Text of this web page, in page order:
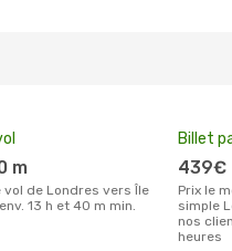
m
13 h et 40 m min.
Billet
439€
Prix le moins cher pour un billet aller
simple
nos
heures